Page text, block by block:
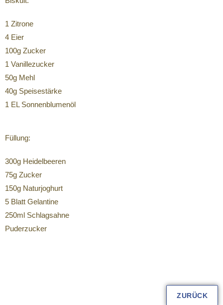
1 Zitrone
4 Eier
100g Zucker
1 Vanillezucker
50g Mehl
40g Speisestärke
1 EL Sonnenblumenöl
Füllung:
300g Heidelbeeren
75g Zucker
150g Naturjoghurt
5 Blatt Gelantine
250ml Schlagsahne
Puderzucker
ZURÜCK